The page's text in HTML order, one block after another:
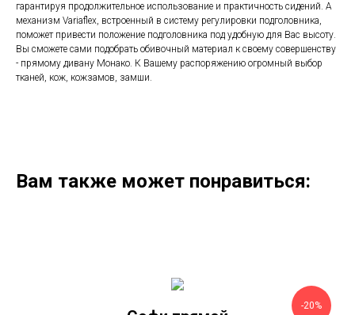
гарантируя продолжительное использование и практичность сидений. А
механизм Variaflex, встроенный в систему регулировки подголовника,
поможет привести положение подголовника под удобную для Вас высоту.
Вы сможете сами подобрать обивочный материал к своему совершенству
- прямому дивану Монако. К Вашему распоряжению огромный выбор
тканей, кож, кожзамов, замши.
Вам также может понравиться:
-20%